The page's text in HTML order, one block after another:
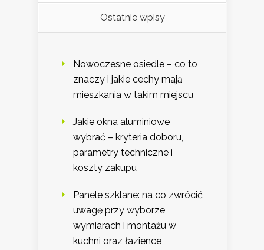
Ostatnie wpisy
Nowoczesne osiedle – co to
znaczy i jakie cechy mają
mieszkania w takim miejscu
Jakie okna aluminiowe
wybrać – kryteria doboru,
parametry techniczne i
koszty zakupu
Panele szklane: na co zwrócić
uwagę przy wyborze,
wymiarach i montażu w
kuchni oraz łazience